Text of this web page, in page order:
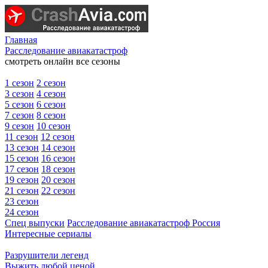
Главная
Расследование авиакатастроф
смотреть онлайн все сезоны
1 сезон 2 сезон
3 сезон 4 сезон
5 сезон 6 сезон
7 сезон 8 сезон
9 сезон 10 сезон
11 сезон 12 сезон
13 сезон 14 сезон
15 сезон 16 сезон
17 сезон 18 сезон
19 сезон 20 сезон
21 сезон 22 сезон
23 сезон
24 сезон
Спец выпуски Расследование авиакатастроф Россия
Интересные сериалы
Разрушители легенд
Выжить любой ценой